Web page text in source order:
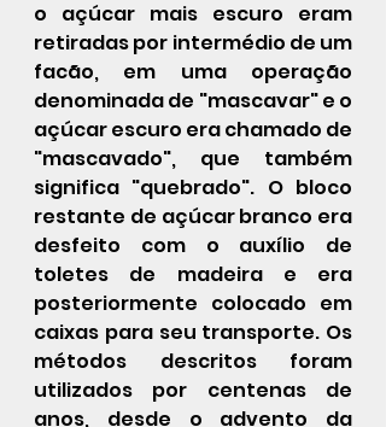
o açúcar mais escuro eram
retiradas por intermédio de um
facão, em uma operação
denominada de "mascavar" e o
açúcar escuro era chamado de
"mascavado", que também
significa "quebrado". O bloco
restante de açúcar branco era
desfeito com o auxílio de
toletes de madeira e era
posteriormente colocado em
caixas para seu transporte. Os
métodos descritos foram
utilizados por centenas de
anos, desde o advento da